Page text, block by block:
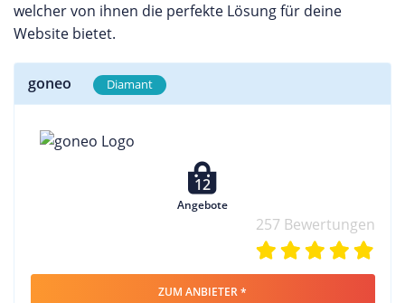
welcher von ihnen die perfekte Lösung für deine
Website bietet.
goneo Diamant
12
Angebote
257 Bewertungen
ZUM ANBIETER *